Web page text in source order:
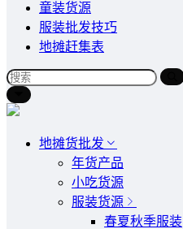
童装货源
服装批发技巧
地摊赶集表
地摊货批发
年货产品
小吃货源
服装货源
春夏秋季服装